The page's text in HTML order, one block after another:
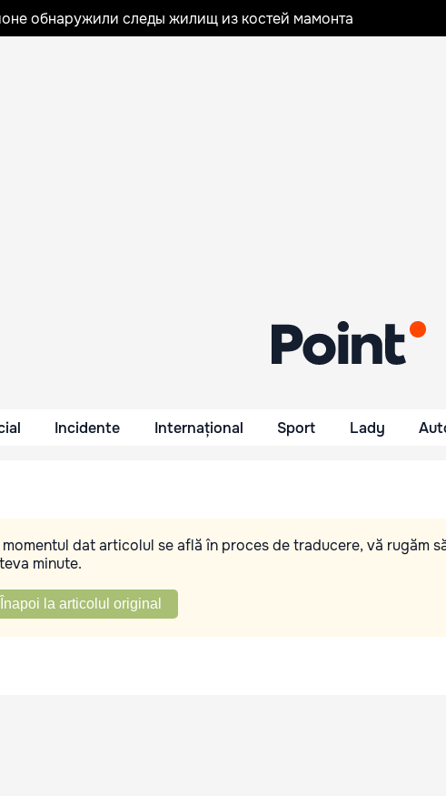
обнаружили следы жилищ из костей мамонта
Incidente Internațional Sport Lady
momentul dat articolul se află în proces de traducere, vă rugăm
minute.
Înapoi la articolul original